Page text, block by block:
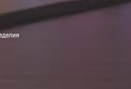
стоимость доставки равна 30 руб.
руб. стоимость доставки 750 руб. +